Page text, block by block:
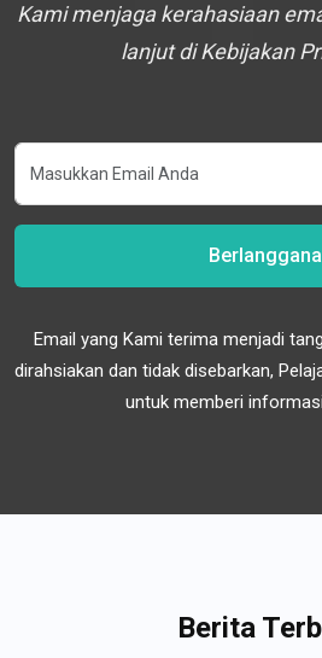
Kami menjaga kerahasiaan
lanjut di Kebijakan
Email yang Kami terima menjadi
dirahsiakan dan tidak disebarkan,
untuk memberi
Berita